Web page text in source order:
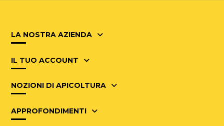
LA NOSTRA AZIENDA
IL TUO ACCOUNT
NOZIONI DI APICOLTURA
APPROFONDIMENTI